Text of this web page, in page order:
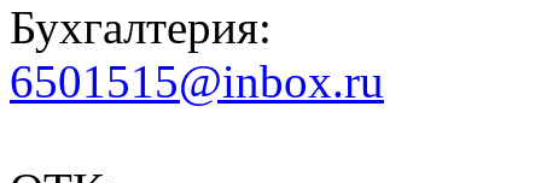
Бухгалтерия:
6501515@inbox.ru